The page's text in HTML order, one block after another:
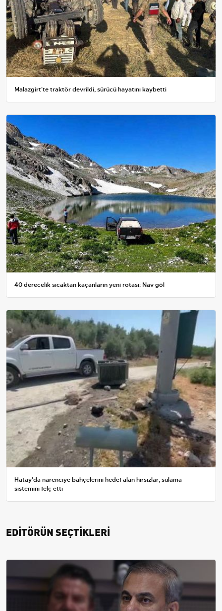
Malazgirt'te traktör devrildi, sürücü hayatını kaybetti
40 derecelik sıcaktan kaçanların yeni rotası: Nav göl
Hatay'da narenciye bahçelerini hedef alan hırsızlar, sulama
sistemini felç etti
EDİTÖRÜN SEÇTİKLERİ